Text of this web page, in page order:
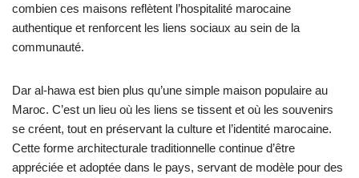
combien ces maisons reflètent l’hospitalité marocaine
authentique et renforcent les liens sociaux au sein de la
communauté.
Dar al-hawa est bien plus qu’une simple maison populaire au
Maroc. C’est un lieu où les liens se tissent et où les souvenirs
se créent, tout en préservant la culture et l’identité marocaine.
Cette forme architecturale traditionnelle continue d’être
appréciée et adoptée dans le pays, servant de modèle pour des